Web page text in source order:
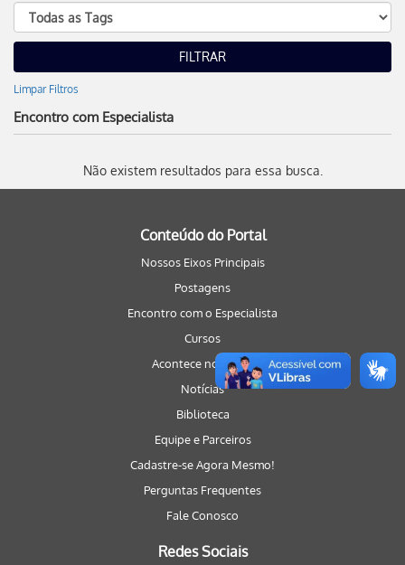
Limpar Filtros
Encontro com Especialista
Não existem resultados para essa busca.
Conteúdo do Portal
Nossos Eixos Principais
Postagens
Encontro com o Especialista
Cursos
Acontece no Portal
Notícias
Biblioteca
Equipe e Parceiros
Cadastre-se Agora Mesmo!
Perguntas Frequentes
Fale Conosco
Redes Sociais